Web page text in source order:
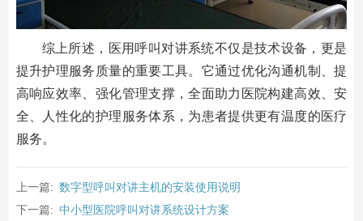
综上所述，医用呼叫对讲系统不仅是技术设备，更是
提升护理服务质量的重要工具。它通过优化沟通机制、提
高响应效率、强化管理支撑，全面助力医院构建高效、安
全、人性化的护理服务体系，为患者提供更有温度的医疗
服务。
上一篇: 数字型呼叫对讲主机的安装使用说明
下一篇: 中小型医院呼叫对讲系统设计方案